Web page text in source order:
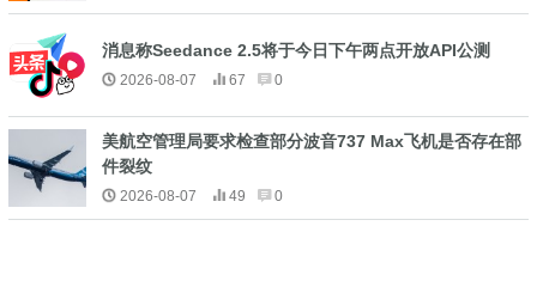
消息称Seedance 2.5将于今日下午两点开放API公测
2026-08-07 67 0
美航空管理局要求检查部分波音737 Max飞机是否存在部
件裂纹
2026-08-07 49 0